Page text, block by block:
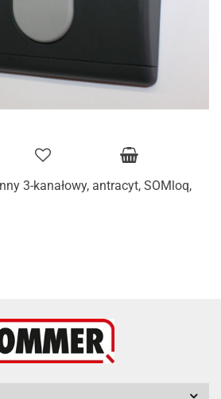
3-kanałowy, antracyt, SOMloq,